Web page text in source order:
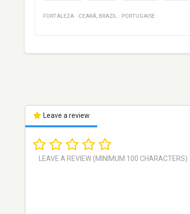
FORTALEZA · CEARÁ, BRAZIL · PORTUGAISE
Leave a review